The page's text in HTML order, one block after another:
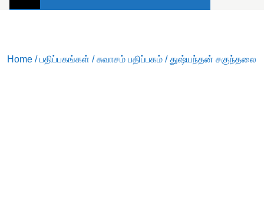
Home /பதிப்பகங்கள் /சுவாசம் பதிப்பகம் / துஷ்யந்தன் சகுந்தலை